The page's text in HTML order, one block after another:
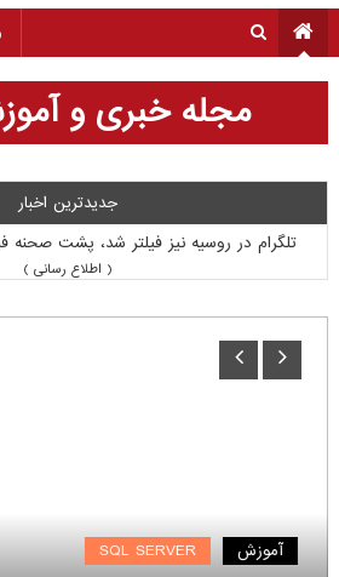
مجله خبری و
جدیدترین اخبار
بخشنامه استفاده نکردن از تلگرام در بخش
تلگرام در روسیه نیز فیلتر شد، پشت صحنه
( اطلاع رسانی )
آیا شکست انحصار PSPها به معنی فضای مساعد برای استارتاپ ها است؟
تغییر قانون GDPR (قوانین مربوط به حفظ اطلاعات کاربران)
( اطلاع رسانی )آموزش